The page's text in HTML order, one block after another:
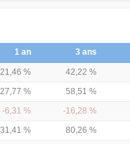
1 an 3 ans
21,46 % 42,22 %
27,77 % 58,51 %
-6,31 % -16,28 %
31,41 % 80,26 %